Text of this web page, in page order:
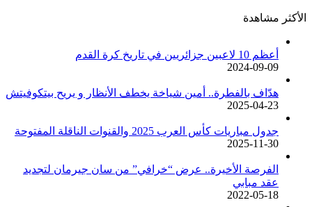
الأكثر مشاهدة
أعظم 10 لاعبين جزائريين في تاريخ كرة القدم
2024-09-09
هدّاف بالفطرة.. أمين شياخة يخطف الأنظار و يريح بيتكوفيتش
2025-04-23
جدول مباريات كأس العرب 2025 والقنوات الناقلة المفتوحة
2025-11-30
الفرصة الأخيرة.. عرض “خرافي” من سان جيرمان لتجديد
عقد مبابي
2022-05-18